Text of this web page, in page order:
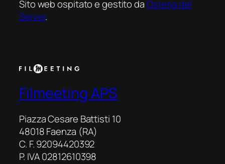
Sito web ospitato e gestito daOsteria del
Server.
Filmeeting APS
Piazza Cesare Battisti 10
48018 Faenza (RA)
C. F. 92094420392
P. IVA 02812610398